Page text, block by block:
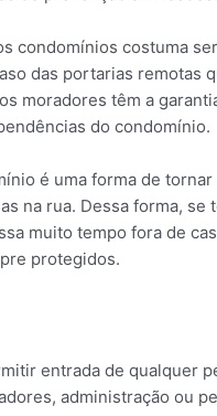
condomínios costuma
das portarias remotas
moradores têm a
do condomínio.
é uma forma de
na rua. Dessa forma,
muito tempo fora de
protegidos.
entrada de qualquer
administração ou